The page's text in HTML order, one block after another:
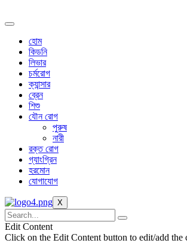
to
হোম
কিডনি
লিভার
চর্মরোগ
ক্যান্সার
ব্রেন
শিশু
যৌন রোগ
পুরুষ
নারী
রক্ত রোগ
গ্যাংগ্রিন
হরমোন
যোগাযোগ
X
Edit Content
Click on the Edit Content button to edit/add the